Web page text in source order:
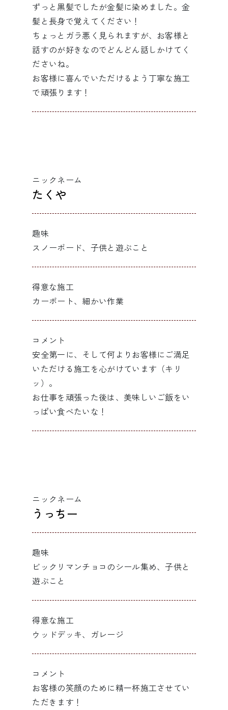
ずっと黒髪でしたが金髪に染めました。金
髪と長身で覚えてください！
ちょっとガラ悪く見られますが、お客様と
話すのが好きなのでどんどん話しかけてく
ださいね。
お客様に喜んでいただけるよう丁寧な施工
で頑張ります！
ニックネーム
たくや
趣味
スノーボード、子供と遊ぶこと
得意な施工
カーポート、細かい作業
コメント
安全第一に、そして何よりお客様にご満足
いただける施工を心がけています（キリ
ッ）。
お仕事を頑張った後は、美味しいご飯をい
っぱい食べたいな！
ニックネーム
うっちー
趣味
ビックリマンチョコのシール集め、子供と
遊ぶこと
得意な施工
ウッドデッキ、ガレージ
コメント
お客様の笑顔のために精一杯施工させてい
ただきます！